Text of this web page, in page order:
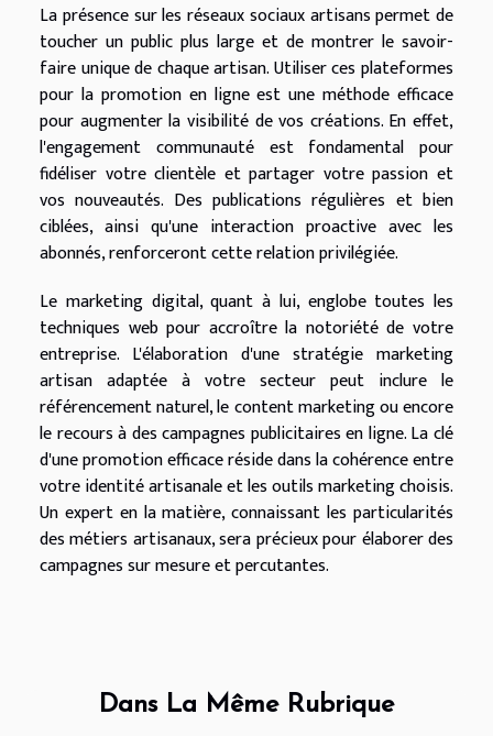
La présence sur les réseaux sociaux artisans permet de
toucher un public plus large et de montrer le savoir-
faire unique de chaque artisan. Utiliser ces plateformes
pour la promotion en ligne est une méthode efficace
pour augmenter la visibilité de vos créations. En effet,
l'engagement communauté est fondamental pour
fidéliser votre clientèle et partager votre passion et
vos nouveautés. Des publications régulières et bien
ciblées, ainsi qu'une interaction proactive avec les
abonnés, renforceront cette relation privilégiée.
Le marketing digital, quant à lui, englobe toutes les
techniques web pour accroître la notoriété de votre
entreprise. L'élaboration d'une stratégie marketing
artisan adaptée à votre secteur peut inclure le
référencement naturel, le content marketing ou encore
le recours à des campagnes publicitaires en ligne. La clé
d'une promotion efficace réside dans la cohérence entre
votre identité artisanale et les outils marketing choisis.
Un expert en la matière, connaissant les particularités
des métiers artisanaux, sera précieux pour élaborer des
campagnes sur mesure et percutantes.
Dans La Même Rubrique